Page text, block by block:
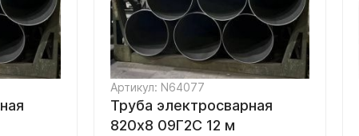
Артикул: N64077
Труба электросварная
820х8 09Г2С 12 м